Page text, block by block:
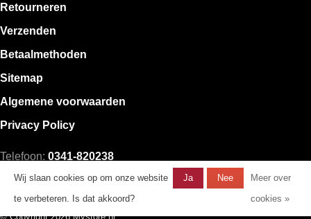
Retourneren
Verzenden
Betaalmethoden
Sitemap
Algemene voorwaarden
Privacy Policy
Telefoon: 0341-820238
E-mail:
klantenservice@mystore.nl
© Copyright 2026 Mystore.nl
Wij slaan cookies op om onze website
te verbeteren. Is dat akkoord?
Ja Nee
Meer over
cookies »